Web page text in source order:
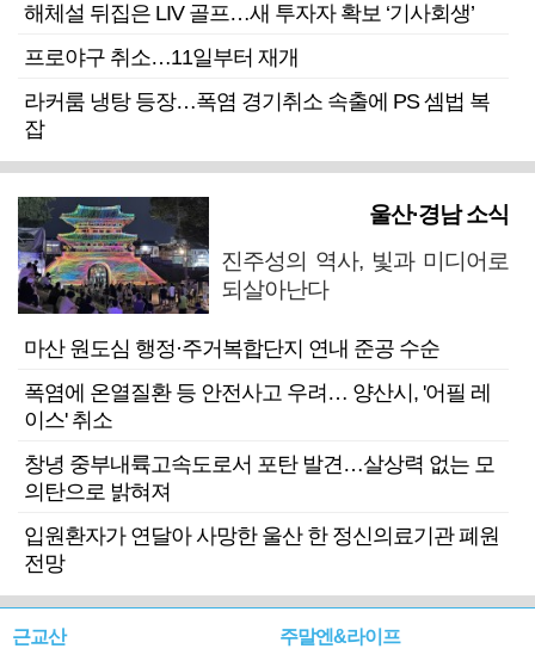
해체설 뒤집은 LIV 골프…새 투자자 확보 ‘기사회생’
프로야구 취소…11일부터 재개
라커룸 냉탕 등장…폭염 경기취소 속출에 PS 셈법 복
잡
울산·경남 소식
진주성의 역사, 빛과 미디어로
되살아난다
마산 원도심 행정·주거복합단지 연내 준공 수순
폭염에 온열질환 등 안전사고 우려… 양산시, '어필 레
이스' 취소
창녕 중부내륙고속도로서 포탄 발견…살상력 없는 모
의탄으로 밝혀져
입원환자가 연달아 사망한 울산 한 정신의료기관 폐원
전망
근교산 주말엔&라이프